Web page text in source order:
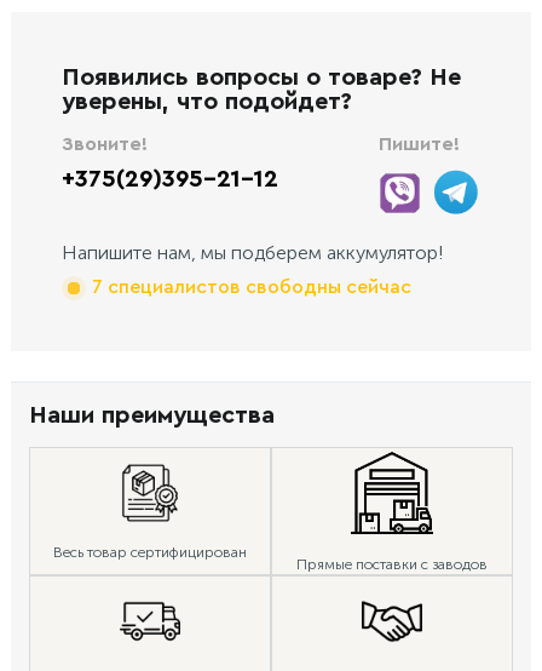
Появились вопросы о товаре? Не
уверены, что подойдет?
Звоните!
+375(29)395-21-12
Пишите!
Напишите нам, мы подберем аккумулятор!
7 специалистов свободны сейчас
Наши преимущества
Весь товар сертифицирован
Прямые поставки с заводов